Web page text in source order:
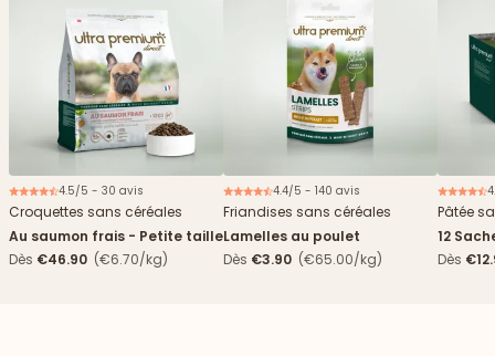
4.5/5 - 30 avis
Croquettes sans céréales
Au saumon frais - Petite taille
Dès €46.90 (€6.70/kg)
4.4/5 - 140 avis
Friandises sans céréales
Lamelles au poulet
Dès €3.90 (€65.00/kg)
Pâtée
12
Dès